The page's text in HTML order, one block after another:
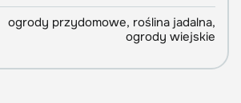
ogrody przydomowe, roślina jadalna,
ogrody wiejskie